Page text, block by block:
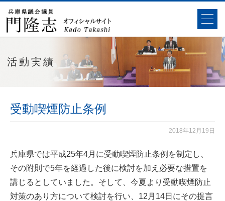
活動実績
受動喫煙防止条例
2018年12月19日
兵庫県では平成25年4月に受動喫煙防止条例を制定し、
その附則で5年を経過した後に検討を加え必要な措置を
講じるとしていました。そして、今夏より受動喫煙防止
対策のあり方について検討を行い、12月14日にその提言